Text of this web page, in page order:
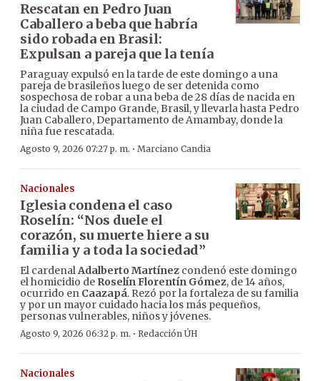
Rescatan en Pedro Juan
Caballero a beba que habría
sido robada en Brasil:
Expulsan a pareja que la tenía
Paraguay expulsó en la tarde de este domingo a una
pareja de brasileños luego de ser detenida como
sospechosa de robar a una beba de 28 días de nacida en
la ciudad de Campo Grande, Brasil, y llevarla hasta Pedro
Juan Caballero, Departamento de Amambay, donde la
niña fue rescatada.
Agosto 9, 2026 07:27 p. m. · Marciano Candia
Nacionales
Iglesia condena el caso
Roselín: “Nos duele el
corazón, su muerte hiere a su
familia y a toda la sociedad”
El cardenalAdalberto Martínez condenó este domingo
el homicidio de Roselín Florentín Gómez, de 14 años,
ocurrido en Caazapá. Rezó por la fortaleza de su familia
y por un mayor cuidado hacia los más pequeños,
personas vulnerables, niños y jóvenes.
Agosto 9, 2026 06:32 p. m. · Redacción ÚH
Nacionales